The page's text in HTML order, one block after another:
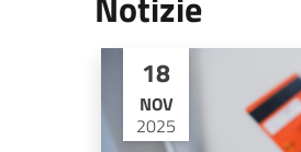
18
NOV
2025